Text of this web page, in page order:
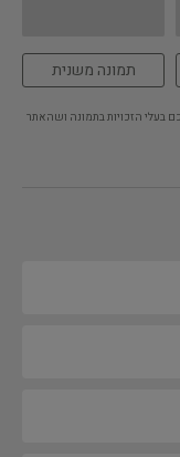
תמונה משנית
בעלי הזכויות בתמונה ושהאתר